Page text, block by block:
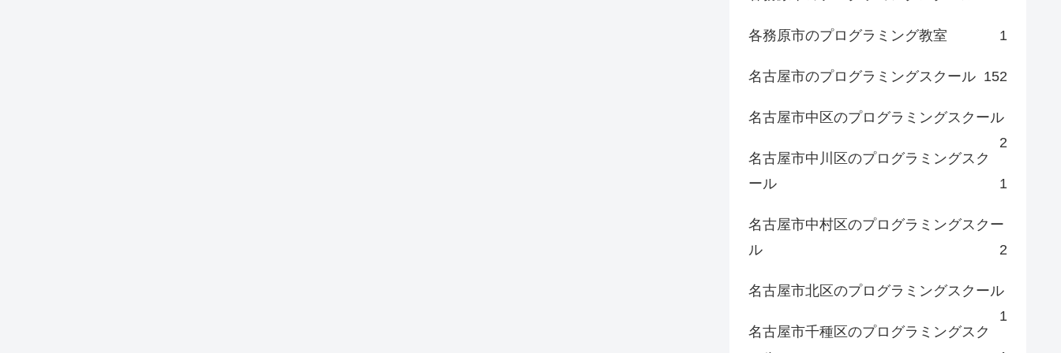
各務原市のプログラミング教室 1
名古屋市のプログラミングスクール 152
名古屋市中区のプログラミングスクール
2
名古屋市中川区のプログラミングスク
ール
1
名古屋市中村区のプログラミングスクー
ル
2
名古屋市北区のプログラミングスクール
1
名古屋市千種区のプログラミングスク